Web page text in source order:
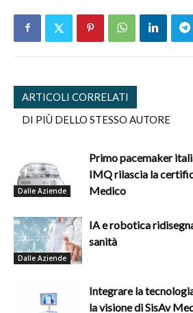
ARTICOLI CORRELATI
DI PIÙ DELLO STESSO AUTORE
Dalle Aziende
Primo pacemaker
IMQ rilascia la
Medico
Dalle Aziende
IA e robotica
sanità
Integrare la
la visione di SisAv